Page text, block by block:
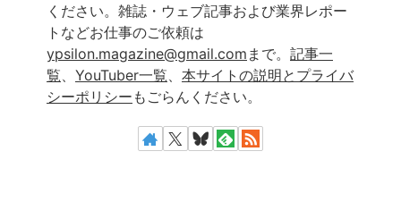
ください。雑誌・ウェブ記事および業界レポー
トなどお仕事のご依頼は
ypsilon.magazine@gmail.com まで。 記事一
覧、 YouTuber一覧、 本サイトの説明とプライバ
シーポリシー もごらんください。